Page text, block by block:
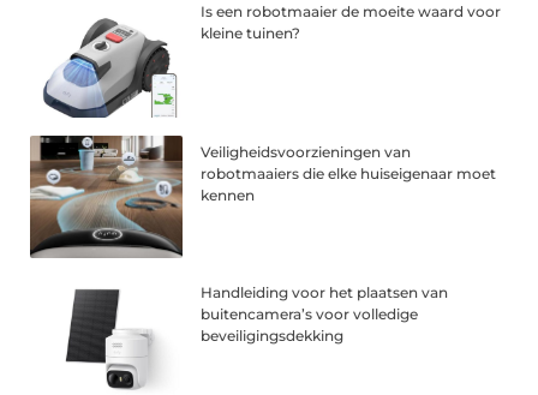
Is een robotmaaier de moeite waard voor
kleine tuinen?
Veiligheidsvoorzieningen van
robotmaaiers die elke huiseigenaar moet
kennen
Handleiding voor het plaatsen van
buitencamera’s voor volledige
beveiligingsdekking